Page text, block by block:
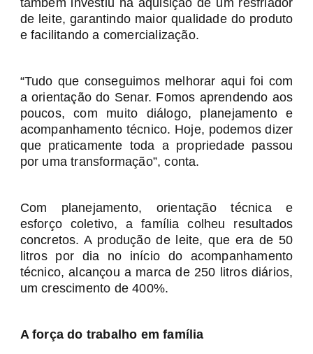
de leite, garantindo maior qualidade do produto
e facilitando a comercialização.
“Tudo que conseguimos melhorar aqui foi com
a orientação do Senar. Fomos aprendendo aos
poucos, com muito diálogo, planejamento e
acompanhamento técnico. Hoje, podemos dizer
que praticamente toda a propriedade passou
por uma transformação”, conta.
Com planejamento, orientação técnica e
esforço coletivo, a família colheu resultados
concretos. A produção de leite, que era de 50
litros por dia no início do acompanhamento
técnico, alcançou a marca de 250 litros diários,
um crescimento de 400%.
A força do trabalho em família